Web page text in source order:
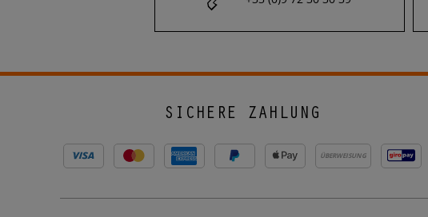
SICHERE ZAHLUNG
ÜBERWEISUNG